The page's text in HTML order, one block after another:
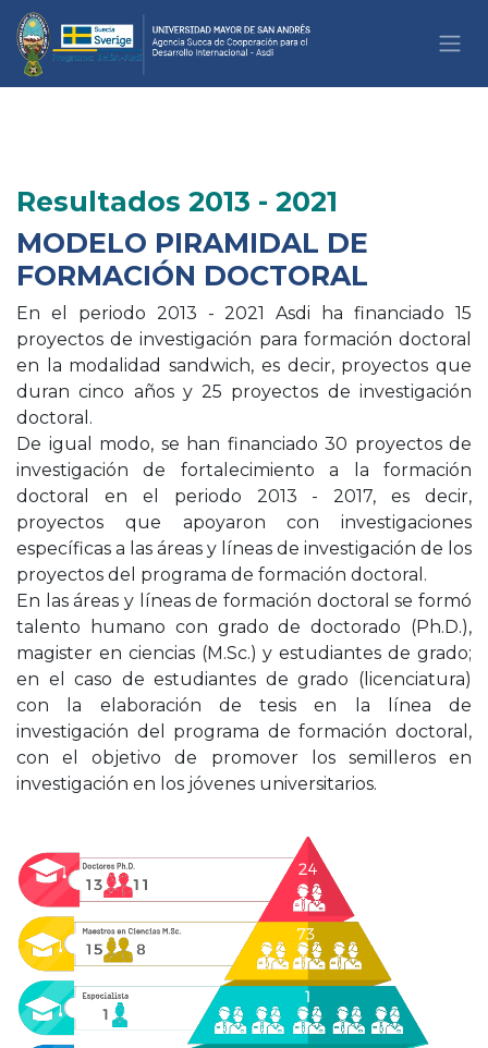
Ir al contenido
Resultados 2013 - 2021
MODELO PIRAMIDAL DE
FORMACIÓN DOCTORAL
En el periodo 2013 - 2021 Asdi ha financiado 15
proyectos de investigación para formación doctoral
en la modalidad sandwich, es decir, proyectos que
duran cinco años y 25 proyectos de investigación
doctoral.
De igual modo, se han financiado 30 proyectos de
investigación de fortalecimiento a la formación
doctoral en el periodo 2013 - 2017, es decir,
proyectos que apoyaron con investigaciones
específicas a las áreas y líneas de investigación de los
proyectos del programa de formación doctoral.
En las áreas y líneas de formación doctoral se formó
talento humano con grado de doctorado (Ph.D.),
magister en ciencias (M.Sc.) y estudiantes de grado;
en el caso de estudiantes de grado (licenciatura)
con la elaboración de tesis en la línea de
investigación del programa de formación doctoral,
con el objetivo de promover los semilleros en
investigación en los jóvenes universitarios.